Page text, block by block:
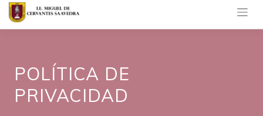
Saltar
POLÍTICA DE
PRIVACIDAD